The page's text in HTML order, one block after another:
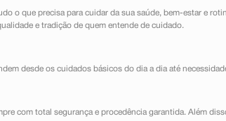
o que precisa para cuidar da sua saúde, bem-estar e
e tradição de quem entende de cuidado.
desde os cuidados básicos do dia a dia até
com total segurança e procedência garantida. Além